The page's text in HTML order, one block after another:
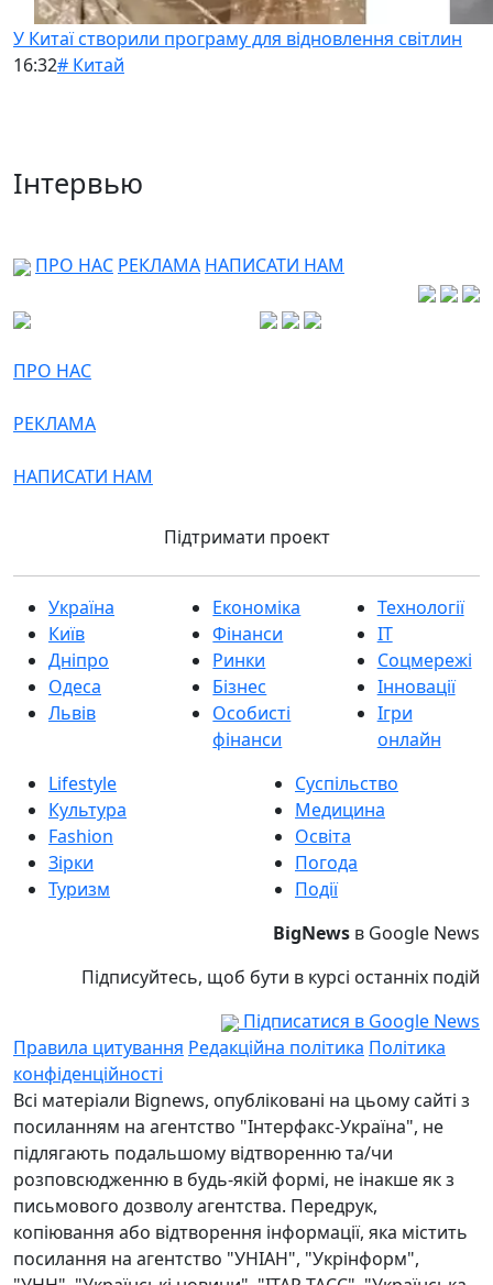
У Китаї створили програму для відновлення світлин
16:32# Китай
Інтервью
ПРО НАС РЕКЛАМА НАПИСАТИ НАМ
ПРО НАС
РЕКЛАМА
НАПИСАТИ НАМ
Підтримати проект
Україна
Київ
Дніпро
Одеса
Львів
Економіка
Фінанси
Ринки
Бізнес
Особисті
фінанси
Технології
IT
Соцмережі
Інновації
Ігри
онлайн
Lifestyle
Культура
Fashion
Зірки
Туризм
Суспільство
Медицина
Освіта
Погода
Події
BigNews в Google News
Підписуйтесь, щоб бути в курсі останніх подій
Підписатися в Google News
Правила цитування Редакційна політика Політика
конфіденційності
Всі матеріали Bignews, опубліковані на цьому сайті з
посиланням на агентство "Інтерфакс-Україна", не
підлягають подальшому відтворенню та/чи
розповсюдженню в будь-якій формі, не інакше як з
письмового дозволу агентства. Передрук,
копіювання або відтворення інформації, яка містить
посилання на агентство "УНІАН", "Укрінформ",